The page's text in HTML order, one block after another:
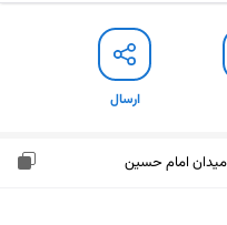
ارسال
میدان امام حسین